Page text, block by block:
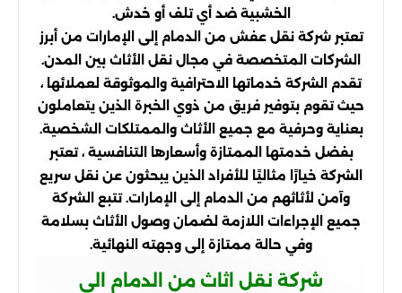
الخشبية ضد أي تلف أو خدش.
تعتبر شركة نقل عفش من الدمام إلى الإمارات من أبرز
الشركات المتخصصة في مجال نقل الأثاث بين المدن.
تقدم الشركة خدماتها الاحترافية والموثوقة لعملائها ،
حيث تقوم بتوفير فريق من ذوي الخبرة الذين يتعاملون
بعناية وحرفية مع جميع الأثاث والممتلكات الشخصية.
بفضل خدمتها الممتازة وأسعارها التنافسية ، تعتبر
الشركة خيارًا مثاليًا للأفراد الذين يبحثون عن نقل سريع
وآمن لأثاثهم من الدمام إلى الإمارات. تتبع الشركة
جميع الإجراءات اللازمة لضمان وصول الأثاث بسلامة
وفي حالة ممتازة إلى وجهته النهائية.
شركة نقل اثاث من الدمام الى